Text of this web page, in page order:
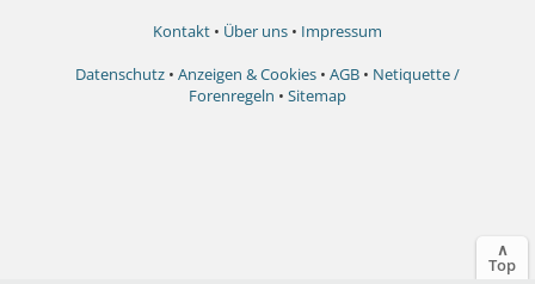
Kontakt • Über uns • Impressum
Datenschutz • Anzeigen & Cookies • AGB • Netiquette /
Forenregeln • Sitemap
∧
Top